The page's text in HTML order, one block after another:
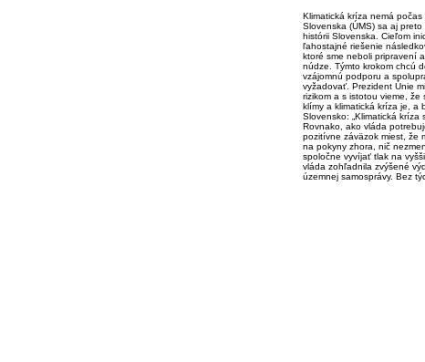
Klimatická kríza nemá
Slovenska (ÚMS) sa aj
histórii Slovenska. Cieľom
ľahostajné riešenie
ktoré sme neboli pripravení
núdze. Týmto krokom chcú
vzájomnú podporu a
vyžadovať. Prezident Únie
rizikom a s istotou vieme,
klímy a klimatická kríza je, a
Slovensko: „Klimatická
Rovnako, ako vláda
pozitívne záväzok miest, že
na pokyny zhora, nič
spoločne vyvíjať tlak na
vláda zohľadnila zvýšené
územnej samosprávy. Bez